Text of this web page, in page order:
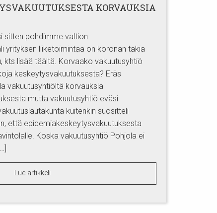
KORVAUKSIA
sitten pohdimme valtion
yrityksen liiketoimintaa on koronan takia
kts lisää täältä. Korvaako vakuutusyhtiö
keskeytysvakuutuksesta? Eräs
vakuutusyhtiöltä korvauksia
mutta vakuutusyhtiö eväsi
kuitenkin suositteli
että epidemiakeskeytysvakuutuksesta
Koska vakuutusyhtiö Pohjola ei
Lue artikkeli